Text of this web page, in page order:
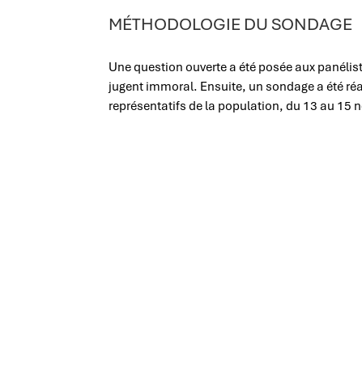
MÉTHODOLOGIE DU SONDAGE
Une question ouverte a été posée aux
jugent immoral. Ensuite, un sondage a été
représentatifs de la population, du 13 au 15